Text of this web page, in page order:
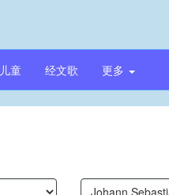
儿童 经文歌 更多